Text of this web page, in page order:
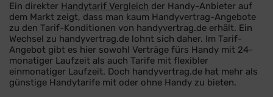
Ein direkter Handytarif Vergleich der Handy-Anbieter auf
dem Markt zeigt, dass man kaum Handyvertrag-Angebote
zu den Tarif-Konditionen von handyvertrag.de erhält. Ein
Wechsel zu handyvertrag.de lohnt sich daher. Im Tarif-
Angebot gibt es hier sowohl Verträge fürs Handy mit 24-
monatiger Laufzeit als auch Tarife mit flexibler
einmonatiger Laufzeit. Doch handyvertrag.de hat mehr als
günstige Handytarife mit oder ohne Handy zu bieten.